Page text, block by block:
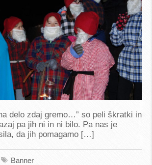
delo zdaj gremo…” so peli škratki in
pa jih ni in ni bilo. Pa nas je
da jih pomagamo […]
Banner